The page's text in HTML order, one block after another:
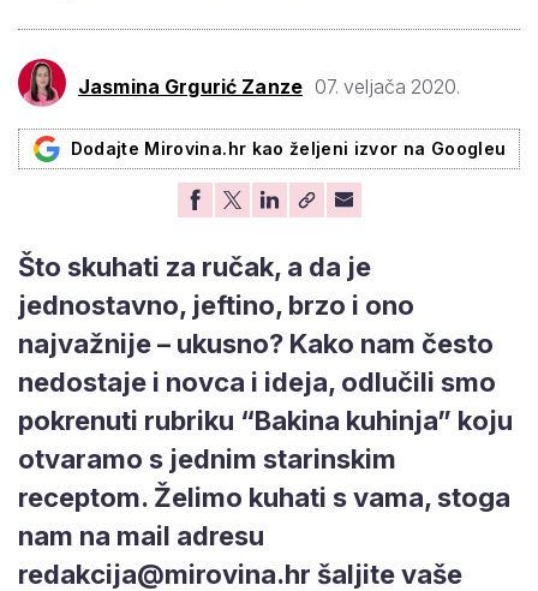
Jasmina Grgurić Zanze 07. veljača 2020.
Dodajte Mirovina.hr kao željeni izvor na Googleu
Što skuhati za ručak, a da je
jednostavno, jeftino, brzo i ono
najvažnije – ukusno? Kako nam često
nedostaje i novca i ideja, odlučili smo
pokrenuti rubriku “Bakina kuhinja” koju
otvaramo s jednim starinskim
receptom. Želimo kuhati s vama, stoga
nam na mail adresu
redakcija@mirovina.hr šaljite vaše